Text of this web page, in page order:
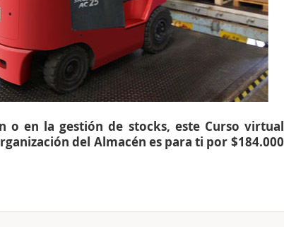
o en la gestión de stocks, este Curso virtual
del Almacén es para ti por $184.000